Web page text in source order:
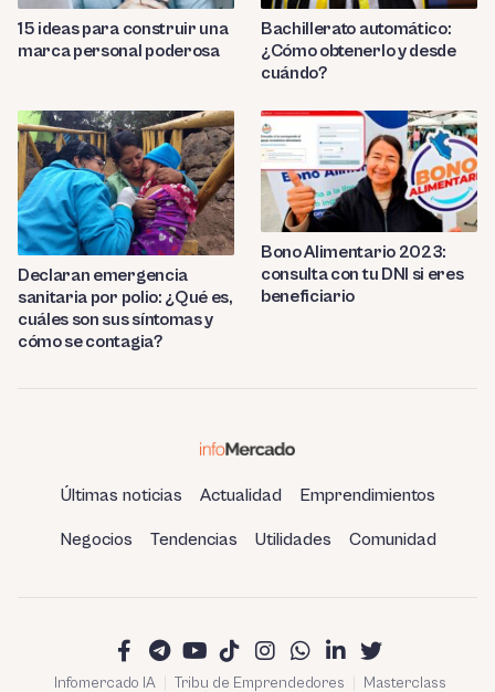
15 ideas para construir una
marca personal poderosa
Bachillerato automático:
¿Cómo obtenerlo y desde
cuándo?
Declaran emergencia
sanitaria por polio: ¿Qué es,
cuáles son sus síntomas y
cómo se contagia?
Bono Alimentario 2023:
consulta con tu DNI si eres
beneficiario
Últimas noticias Actualidad Emprendimientos
Negocios Tendencias Utilidades Comunidad
Infomercado IA Tribu de Emprendedores
Masterclass